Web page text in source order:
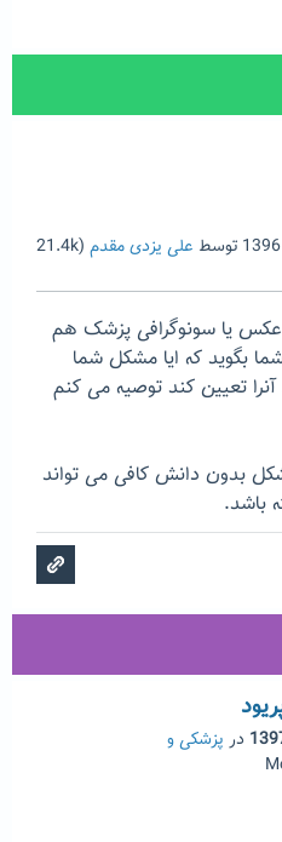
توسط علی یزدی مقدم (
21.4k
یا سونوگرافی پزشک هم
بگوید که ایا مشکل شما
تعیین کند توصیه می کنم
بدون دانش کافی می تواند
باشد.
در پزشکی و